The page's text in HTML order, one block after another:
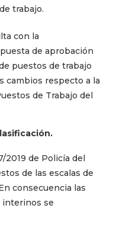
trabajo.
con la
de aprobación
puestos de trabajo
cambios respecto a la
de Trabajo del
2019 de Policía del
de las escalas de
consecuencia las
interinos se